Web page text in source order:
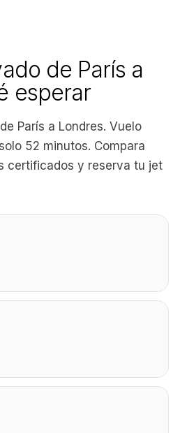
de París a
esperar
París a Londres. Vuelo
52 minutos. Compara
certificados y reserva tu jet